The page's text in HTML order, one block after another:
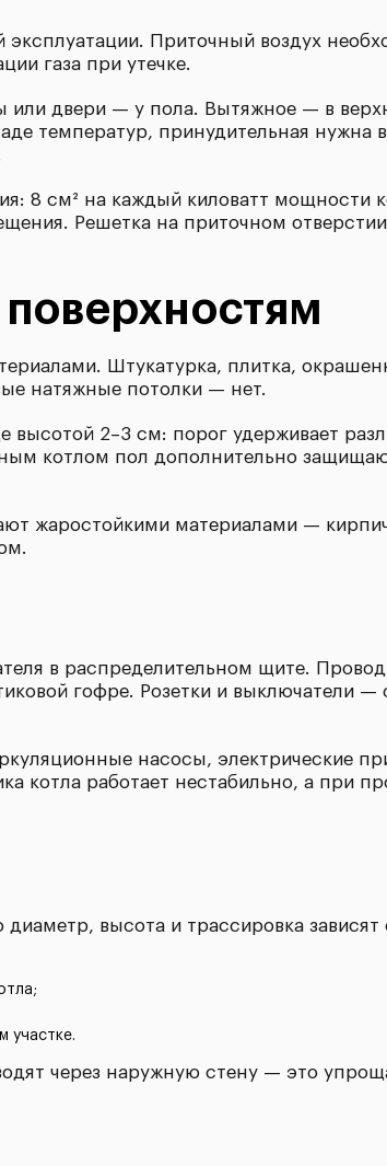
Приточный воздух
газа при утечке.
или двери — у пола. Вытяжное — в
температур, принудительная нужна
8 см² на каждый киловатт мощности
Решетка на приточном
Штукатурка, плитка,
натяжные потолки — нет.
высотой 2–3 см: порог удерживает
котлом пол дополнительно
жаростойкими материалами —
в распределительном щите.
гофре. Розетки и выключатели —
насосы, электрические
котла работает нестабильно, а при
высота и трассировка
участке.
через наружную стену — это